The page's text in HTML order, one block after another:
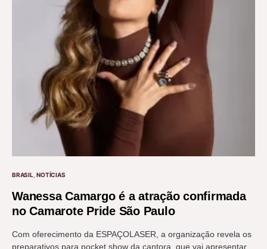
BRASIL NOTÍCIAS
Wanessa Camargo é a atração confirmada
no Camarote Pride São Paulo
Com oferecimento da ESPAÇOLASER, a organização revela os
preparativos para pocket show da cantora, que vai apresentar